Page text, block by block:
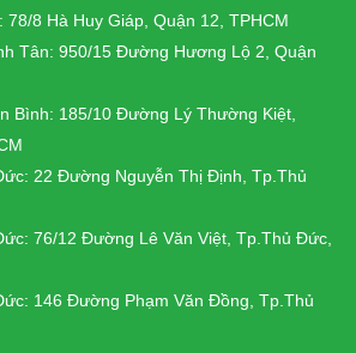
78/8 Hà Huy Giáp, Quận 12, TPHCM
Tân: 950/15 Đường Hương Lộ 2, Quận
Bình: 185/10 Đường Lý Thường Kiệt,
22 Đường Nguyễn Thị Định, Tp.Thủ
76/12 Đường Lê Văn Việt, Tp.Thủ Đức,
146 Đường Phạm Văn Đồng, Tp.Thủ